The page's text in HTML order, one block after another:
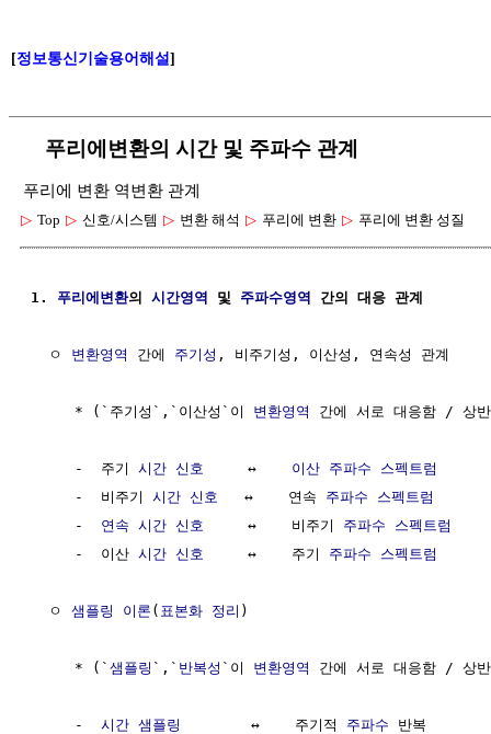
[정보통신기술용어해설]
푸리에변환의 시간 및 주파수 관계
푸리에 변환 역변환 관계
▷ Top ▷ 신호/시스템 ▷ 변환 해석 ▷ 푸리에 변환 ▷ 푸리에 변환 성질
1. 푸리에변환의 시간영역 및 주파수영역 간의 대응 관계
  ㅇ
변환영역 간에 주기성 , 비주기성, 이산성, 연속성 관계
     * (`주기성`,`이산성`이
변환영역 간에 서로 대응함 / 상
     -  주기
시간 신호
     ↔
이산 주파수
스펙트럼
     -  비주기
시간 신호
   ↔    연속
주파수
스펙트럼
     -
연속 시간 신호
     ↔    비주기
주파수
스펙트럼
     -  이산
시간 신호
     ↔    주기
주파수 스펙트럼
  ㅇ
샘플링 이론 ( 표본화 정리 )
     * (`
샘플링 `,` 반복성 `이 변환영역 간에 서로 대응함 / 상
     -
시간 샘플링
        ↔    주기적
주파수 반복